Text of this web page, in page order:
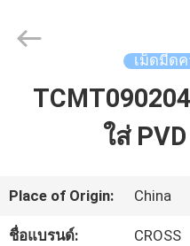
บ้าน
เกี่ยว
keluosi
Trading
เม็ดมีดค
ใส่
Place of Origin: China
ชื่อแบรนด์: CROSS